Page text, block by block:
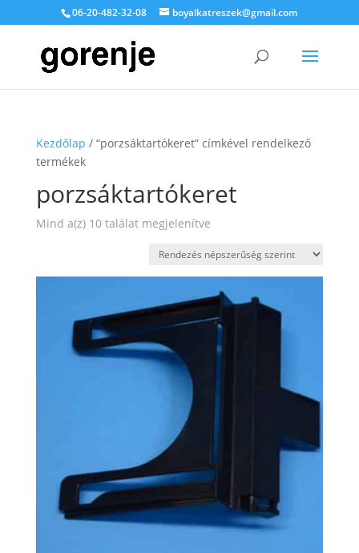
06-20-482-32-08 boyalkatreszek@gmail.com
Kezdőlap / “porzsáktartókeret” címkével rendelkező
termékek
porzsáktartókeret
Mind a(z) 10 találat megjelenítveSorted
popularity